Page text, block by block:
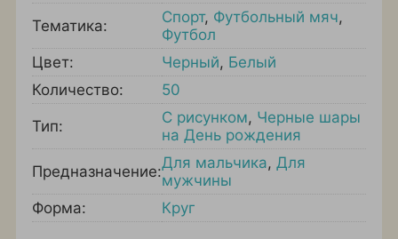
Тематика: Спорт, Футбольный мяч,
Футбол
Цвет:
Черный, Белый
Количество:
50
Тип: С рисунком, Черные шары
на День рождения
Предназначение:Для мальчика, Для
мужчины
Форма:
Круг